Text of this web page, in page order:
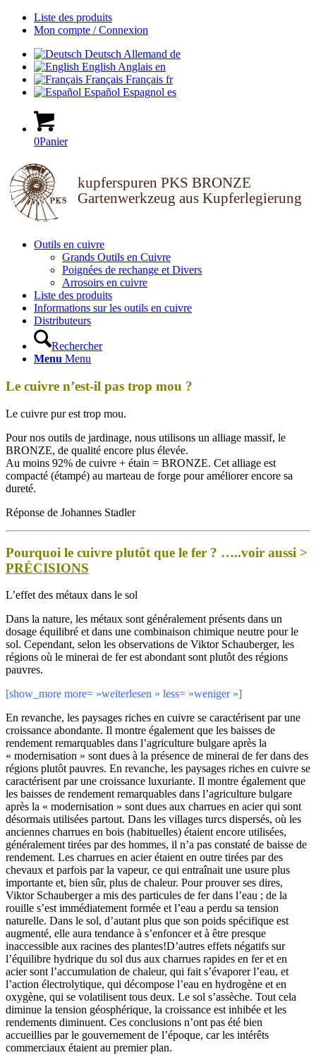
Liste des produits
Mon compte / Connexion
Deutsch Allemand de
English Anglais en
Français Français fr
Español Espagnol es
0Panier
kupferspuren PKS BRONZE
Gartenwerkzeug aus Kupferlegierung
Outils en cuivre
Grands Outils en Cuivre
Poignées de rechange et Divers
Arrosoirs en cuivre
Liste des produits
Informations sur les outils en cuivre
Distributeurs
Rechercher
Menu Menu
Le cuivre n’est-il pas trop mou ?
Le cuivre pur est trop mou.
Pour nos outils de jardinage, nous utilisons un alliage massif, le
BRONZE, de qualité encore plus élevée.
Au moins 92% de cuivre + étain = BRONZE. Cet alliage est
compacté (étampé) au marteau de forge pour améliorer encore sa
dureté.
Réponse de Johannes Stadler
Pourquoi le cuivre plutôt que le fer ? …..voir aussi >
PRÉCISIONS
L’effet des métaux dans le sol
Dans la nature, les métaux sont généralement présents dans un
dosage équilibré et dans une combinaison chimique neutre pour le
sol. Cependant, selon les observations de Viktor Schauberger, les
régions où le minerai de fer est abondant sont plutôt des régions
pauvres.
[show_more more= »weiterlesen » less= »weniger »]
En revanche, les paysages riches en cuivre se caractérisent par une
croissance abondante. Il montre également que les baisses de
rendement remarquables dans l’agriculture bulgare après la
« modernisation » sont dues à la présence de minerai de fer dans des
régions plutôt pauvres. En revanche, les paysages riches en cuivre se
caractérisent par une croissance luxuriante. Il montre également que
les baisses de rendement remarquables dans l’agriculture bulgare
après la « modernisation » sont dues aux charrues en acier qui sont
désormais utilisées partout. Dans les villages turcs dispersés, où les
anciennes charrues en bois (habituelles) étaient encore utilisées,
généralement tirées par des hommes, il n’a pas constaté de baisse de
rendement. Les charrues en acier étaient en outre tirées par des
chevaux et parfois par la vapeur, ce qui entraînait une usure plus
importante et, bien sûr, plus de chaleur. Pour prouver ses dires,
Viktor Schauberger a mis des particules de fer dans l’eau ; de la
rouille s’est immédiatement formée et l’eau a perdu sa tension
naturelle. Dans le sol, d’autant plus que son poids spécifique est
augmenté, elle aura tendance à s’enfoncer et à être presque
inaccessible aux racines des plantes!D’autres effets négatifs sur
l’équilibre hydrique du sol dus aux charrues rapides en fer et en
acier sont l’accumulation de chaleur, qui fait s’évaporer l’eau, et
l’action électrolytique, qui décompose l’eau en hydrogène et en
oxygène, qui se volatilisent tous deux. Le sol s’assèche. Tout cela
diminue la tension géosphérique, la croissance est inhibée et les
rendements diminuent. Ces conclusions n’ont pas été bien
accueillies par le gouvernement de l’époque, car les intérêts
commerciaux étaient au premier plan.